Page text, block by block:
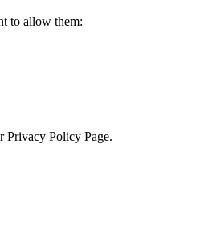
to allow them:
Privacy Policy Page.